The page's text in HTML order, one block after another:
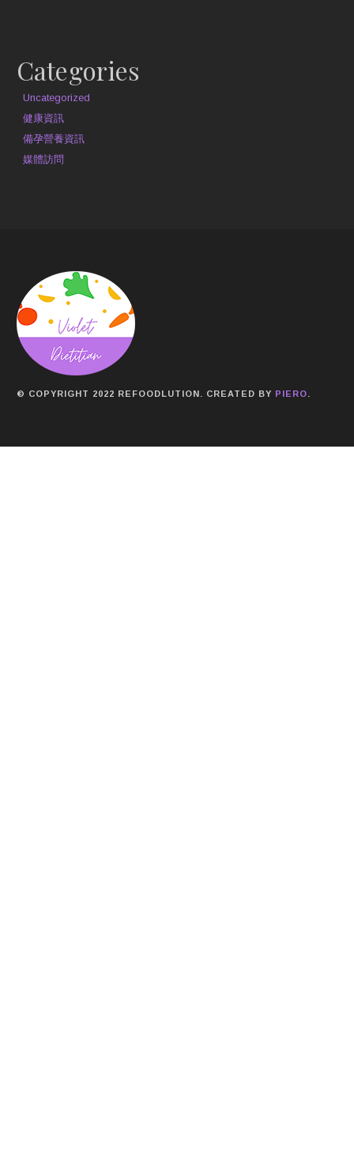
Categories
Uncategorized
健康資訊
備孕營養資訊
媒體訪問
© COPYRIGHT 2022 REFOODLUTION. CREATED BY PIERO